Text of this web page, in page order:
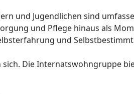
und Jugendlichen sind
und Pflege hinaus als
und
Die Internatswohngruppe